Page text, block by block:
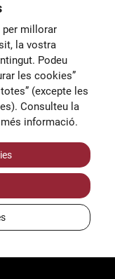
millorar
la vostra
Podeu
les cookies”
(excepte les
Consulteu la
informació.